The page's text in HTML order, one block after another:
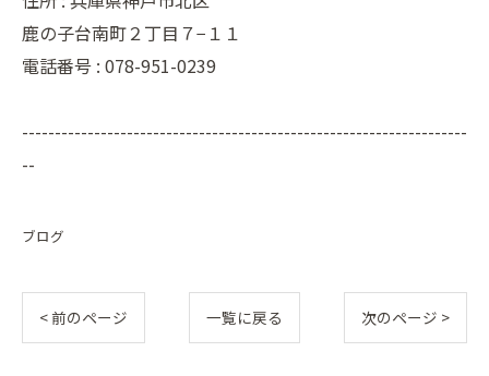
鹿の子台南町２丁目７−１１
電話番号 : 078-951-0239
--------------------------------------------------------------------
--
ブログ
< 前のページ 一覧に戻る 次のページ >